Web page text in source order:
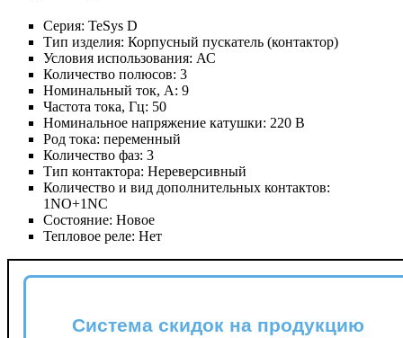
Серия: TeSys D
Тип изделия: Корпусный пускатель (контактор)
Условия использования: АС
Количество полюсов: 3
Номинальный ток, А: 9
Частота тока, Гц: 50
Номинальное напряжение катушки: 220 В
Род тока: переменный
Количество фаз: 3
Тип контактора: Нереверсивный
Количество и вид дополнительных контактов:
1NO+1NC
Состояние: Новое
Тепловое реле: Нет
Система скидок на продукцию